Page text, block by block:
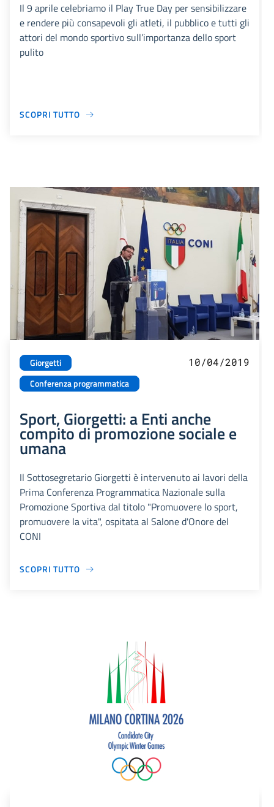
Il 9 aprile celebriamo il Play True Day per sensibilizzare
e rendere più consapevoli gli atleti, il pubblico e tutti gli
attori del mondo sportivo sull’importanza dello sport
pulito
SCOPRI TUTTO
Giorgetti
Conferenza programmatica
10/04/2019
Sport, Giorgetti: a Enti anche
compito di promozione sociale e
umana
Il Sottosegretario Giorgetti è intervenuto ai lavori della
Prima Conferenza Programmatica Nazionale sulla
Promozione Sportiva dal titolo "Promuovere lo sport,
promuovere la vita", ospitata al Salone d'Onore del
CONI
SCOPRI TUTTO